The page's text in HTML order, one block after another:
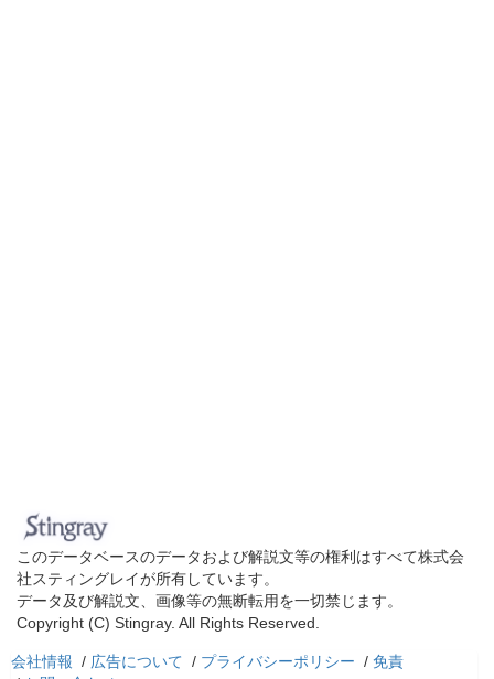
このデータベースのデータおよび解説文等の権利はすべて株式会
社スティングレイが所有しています。
データ及び解説文、画像等の無断転用を一切禁じます。
Copyright (C) Stingray. All Rights Reserved.
会社情報 / 広告について / プライバシーポリシー / 免責